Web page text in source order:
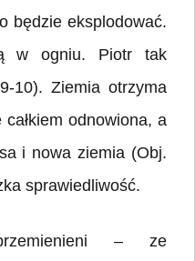
będzie eksplodować.
w ogniu. Piotr tak
10). Ziemia otrzyma
odnowiona, a
i nowa ziemia (Obj.
sprawiedliwość.
– ze